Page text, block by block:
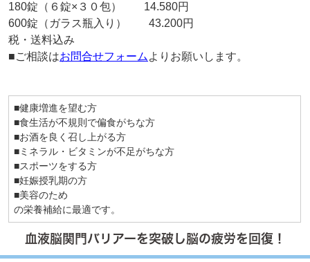
180錠（６錠×３０包） 14.580円
600錠（ガラス瓶入り） 43.200円
税・送料込み
■ご相談はお問合せフォーム よりお願いします。
■健康増進を望む方
■食生活が不規則で偏食がちな方
■お酒を良く召し上がる方
■ミネラル・ビタミンが不足がちな方
■スポーツをする方
■妊娠授乳期の方
■美容のため
の栄養補給に最適です。
血液脳関門バリアーを突破し脳の疲労を回復！